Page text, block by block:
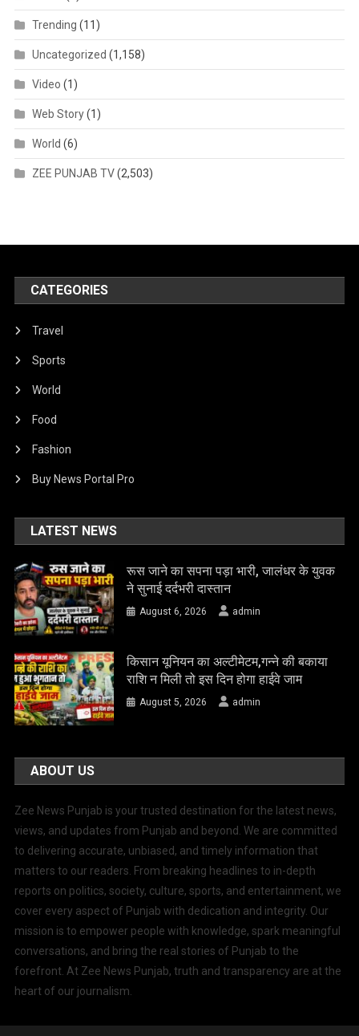
Trending (11)
Uncategorized (1,158)
Video (1)
Web Story(1)
World (6)
ZEE PUNJAB TV(2,503)
CATEGORIES
Travel
Sports
World
Food
Fashion
Buy News Portal Pro
LATEST NEWS
रूस जाने का सपना पड़ा भारी, जालंधर के युवक
ने सुनाई दर्दभरी दास्तान
August 6, 2026 admin
किसान यूनियन का अल्टीमेटम,गन्ने की बकाया
राशि न मिली तो इस दिन होगा हाईवे जाम
August 5, 2026 admin
ABOUT US
Zee News Punjab is your trusted destination for the latest news,
views, and updates from Punjab and beyond. We are committed
to delivering accurate, unbiased, and timely information that
matters to our readers. From breaking headlines to in-depth
reports on politics, society, culture, sports, and entertainment, we
cover every aspect of Punjab with dedication and integrity. Our
mission is to empower people with knowledge, spark meaningful
conversations, and bring the real stories of Punjab to the
forefront. At Zee News Punjab, truth and transparency are at the
heart of our journalism.